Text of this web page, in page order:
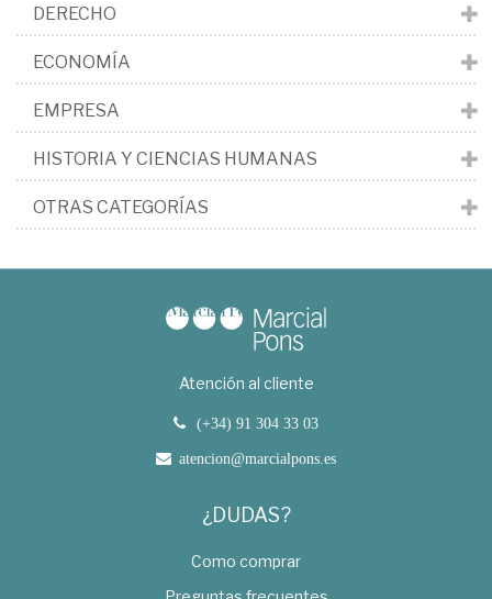
DERECHO
ECONOMÍA
EMPRESA
HISTORIA Y CIENCIAS HUMANAS
OTRAS CATEGORÍAS
Atención al cliente
(+34) 91 304 33 03
atencion@marcialpons.es
¿DUDAS?
Como comprar